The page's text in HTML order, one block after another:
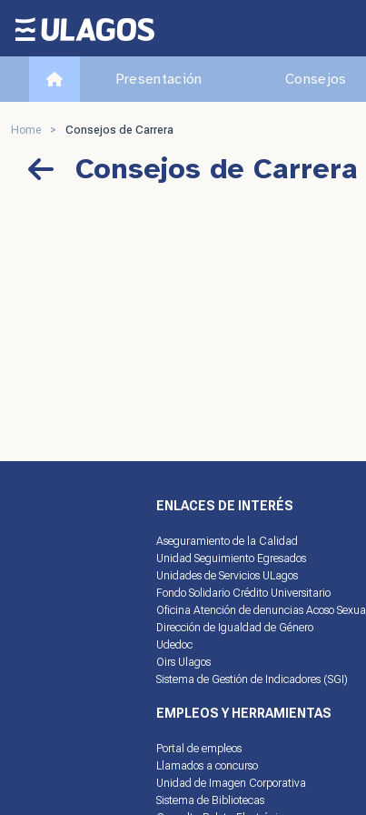
Ulagos Template
Presentación Consejos
Home > Consejos de Carrera
Consejos de Carrera
ENLACES DE INTERÉS
Aseguramiento de la Calidad
Unidad Seguimiento Egresados
Unidades de Servicios ULagos
Fondo Solidario Crédito Universitario
Oficina Atención de denuncias Acoso Sexual
Dirección de Igualdad de Género
Udedoc
Oirs Ulagos
Sistema de Gestión de Indicadores (SGI)
EMPLEOS Y HERRAMIENTAS
Portal de empleos
Llamados a concurso
Unidad de Imagen Corporativa
Sistema de Bibliotecas